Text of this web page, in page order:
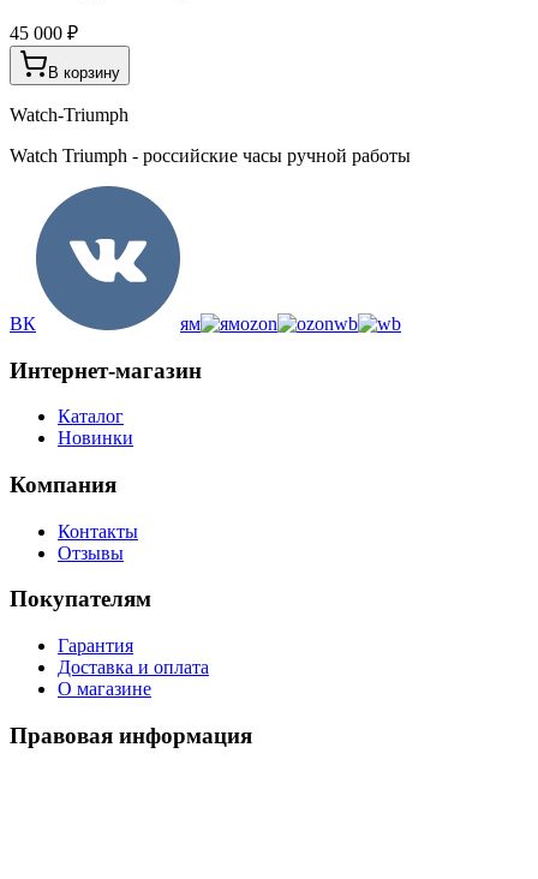
45 000 ₽
В корзину
Watch-Triumph
Watch Triumph - российские часы ручной работы
ВК ям ozon wb
Интернет-магазин
Каталог
Новинки
Компания
Контакты
Отзывы
Покупателям
Гарантия
Доставка и оплата
О магазине
Правовая информация